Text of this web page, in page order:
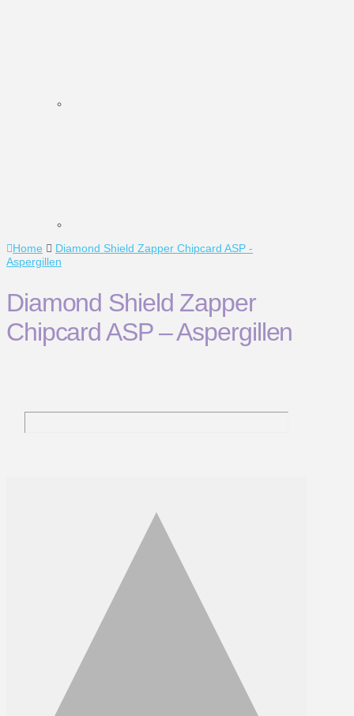
Home
Diamond Shield Zapper Chipcard ASP -
Aspergillen
Diamond Shield Zapper
Chipcard ASP – Aspergillen